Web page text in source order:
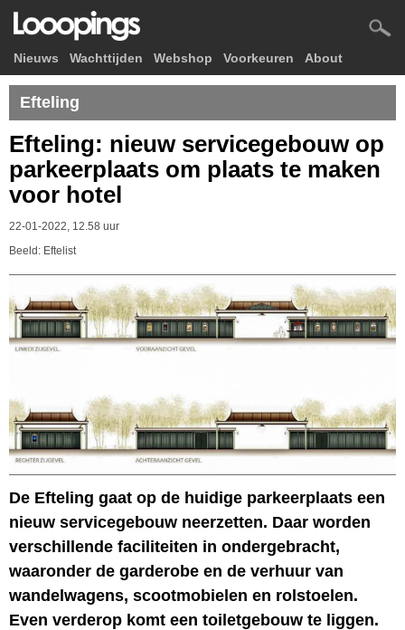
Nieuws Wachttijden Webshop Voorkeuren About
Efteling
Efteling: nieuw servicegebouw op
parkeerplaats om plaats te maken
voor hotel
22-01-2022, 12.58 uur
Beeld: Eftelist
De Efteling gaat op de huidige parkeerplaats een
nieuw servicegebouw neerzetten. Daar worden
verschillende faciliteiten in ondergebracht,
waaronder de garderobe en de verhuur van
wandelwagens, scootmobielen en rolstoelen.
Even verderop komt een toiletgebouw te liggen.